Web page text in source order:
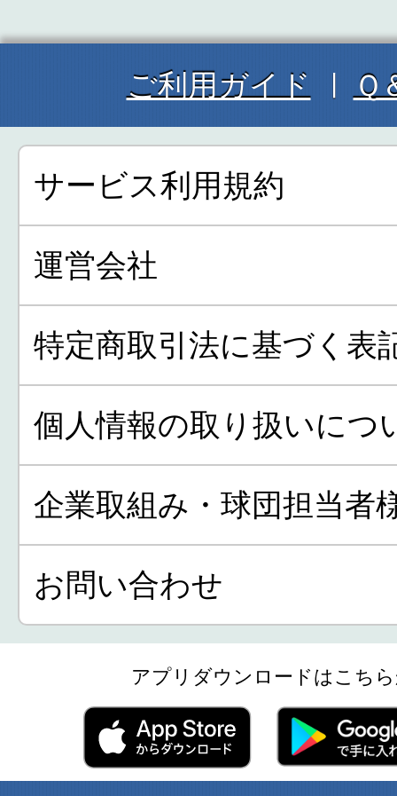
ご利用ガイド Ｑ
サービス利用規約
運営会社
特定商取引法に基づく表
個人情報の取り扱いにつ
企業取組み・球団担当者
お問い合わせ
アプリダウンロードはこち